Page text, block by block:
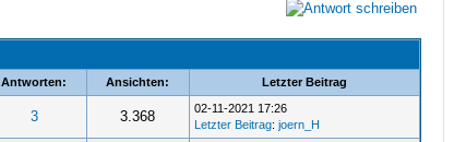
Antworten: Ansichten: Letzter Beitrag
3 3.368
02-11-2021 17:26
Letzter Beitrag: joern_H